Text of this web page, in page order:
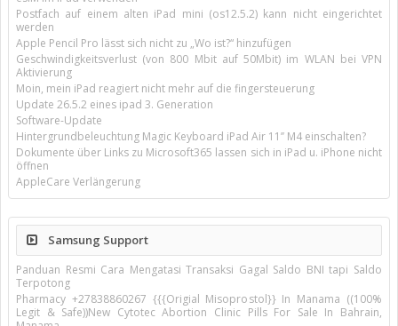
Postfach auf einem alten iPad mini (os12.5.2) kann nicht eingerichtet
werden
Apple Pencil Pro lässt sich nicht zu „Wo ist?“ hinzufügen
Geschwindigkeitsverlust (von 800 Mbit auf 50Mbit) im WLAN bei VPN
Aktivierung
Moin, mein iPad reagiert nicht mehr auf die fingersteuerung
Update 26.5.2 eines ipad 3. Generation
Software-Update
Hintergrundbeleuchtung Magic Keyboard iPad Air 11’’ M4 einschalten?
Dokumente über Links zu Microsoft365 lassen sich in iPad u. iPhone nicht
öffnen
AppleCare Verlängerung
Samsung Support
Panduan Resmi Cara Mengatasi Transaksi Gagal Saldo BNI tapi Saldo
Terpotong
Pharmacy +27838860267 {{{Origial Misoprostol}} In Manama ((100%
Legit & Safe))New Cytotec Abortion Clinic Pills For Sale In Bahrain,